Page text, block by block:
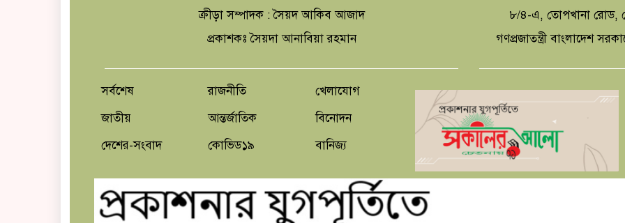
ক্রীড়া সম্পাদক : সৈয়দ আকিব আজাদ
প্রকাশকঃ সৈয়দা আনাবিয়া রহমান
৮/৪-এ, তোপখানা রোড,
গণপ্রজাতন্ত্রী বাংলাদেশ
সর্বশেষ
জাতীয়
দেশের-সংবাদ
রাজনীতি
আন্তর্জাতিক
কোভিড১৯
খেলাযোগ
বিনোদন
বানিজ্য